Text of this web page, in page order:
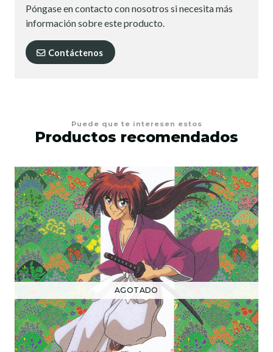
Póngase en contacto con nosotros si necesita más
información sobre este producto.
Contáctenos
Puede que te interesen estos
Productos recomendados
AGOTADO